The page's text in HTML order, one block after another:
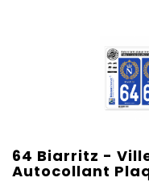
64 Biarritz -
Autocollant